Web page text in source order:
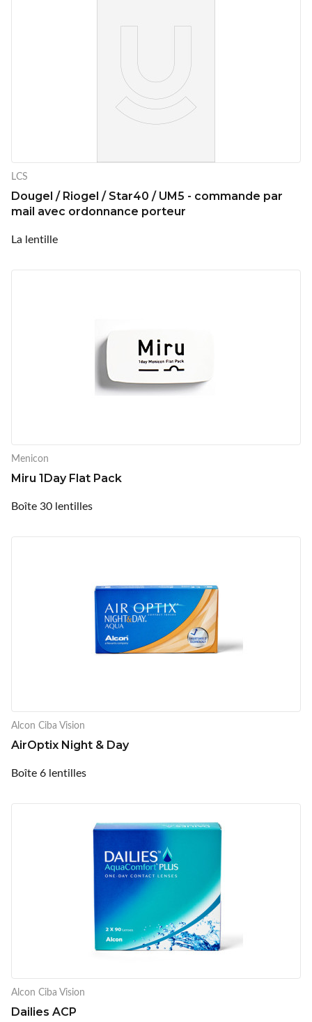
LCS
Dougel / Riogel / Star40 / UM5 - commande par
mail avec ordonnance porteur
La lentille
Menicon
Miru 1Day Flat Pack
Boîte 30 lentilles
Alcon Ciba Vision
AirOptix Night & Day
Boîte 6 lentilles
Alcon Ciba Vision
Dailies ACP